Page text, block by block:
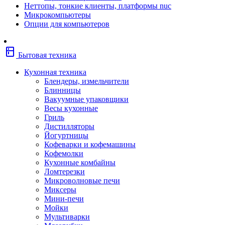
Фены
Щипцы
Электробритвы
Сушильные машины
Морозильные камеры
Плиты
Посудомоечные машины
Водонагреватели
Бойлеры
Встраиваемая техника
комбинированные
Духовые шкафы газовые
Неттопы, тонкие клиенты, платформы nuc
Микрокомпьютеры
Опции для компьютеров
kitchen Бытовая техника
Кухонная техника
Блендеры, измельчители
Блинницы
Вакуумные упаковщики
Весы кухонные
Гриль
Дистилляторы
Йогуртницы
Кофеварки и кофемашины
Кофемолки
Кухонные комбайны
Ломтерезки
Микроволновые печи
Миксеры
Мини-печи
Мойки
Мультиварки